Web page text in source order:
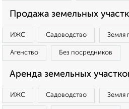
Продажа земельных
ИЖС Садоводство Земля
Агенство Без посредников
Аренда земельных
ИЖС Садоводство Земля